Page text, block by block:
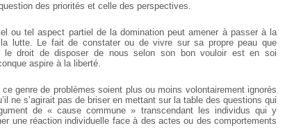
des priorités et celle des perspectives.
ou tel aspect partiel de la domination peut amener à passerà la
lutte. Le fait de constater ou de vivre sur sa propre peau que
le droit dedisposer de nous selon son bon vouloir est en soi
aspire à la liberté.
cegenre de problèmes soient plus ou moins volontairement ignorés
ne s’agirait pas de briser en mettant sur latable des questions qui
de « cause commune » transcendant les individus qui y
une réaction individuelle face àdes actes ou des comportements